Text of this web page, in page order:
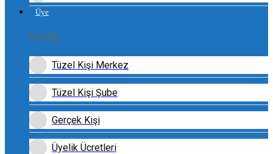
Üye
Üyelik
Tüzel Kişi Merkez
Tüzel Kişi Şube
Gerçek Kişi
Üyelik Ücretleri